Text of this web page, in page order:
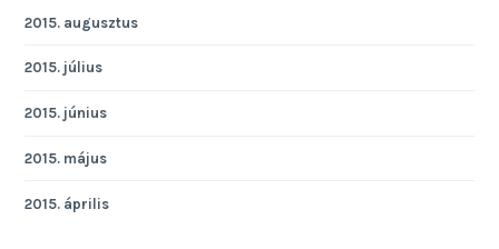
2015. augusztus
2015. július
2015. június
2015. május
2015. április